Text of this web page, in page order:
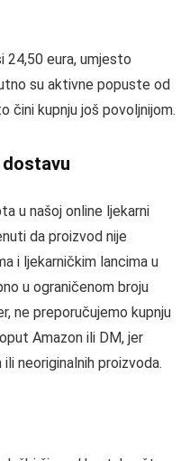
24,50 eura, umjesto
su aktivne popuste od
čini kupnju još povoljnijom.
dostavu
u našoj online ljekarni
da proizvod nije
i ljekarničkim lancima u
u ograničenom broju
ne preporučujemo kupnju
Amazon ili DM, jer
neoriginalnih proizvoda.